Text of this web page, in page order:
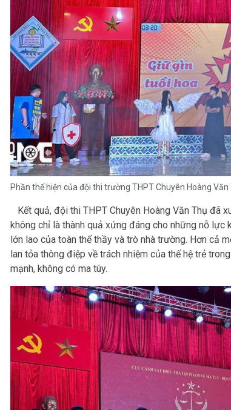
Phần thể hiện của đội thi trường THPT Chuyên Hoàng Văn
Kết quả, đội thi THPT Chuyên Hoàng Văn Thụ đã
không chỉ là thành quả xứng đáng cho những nỗ lực
lớn lao của toàn thể thầy và trò nhà trường. Hơn cả
lan tỏa thông điệp về trách nhiệm của thế hệ trẻ
mạnh, không có ma túy.